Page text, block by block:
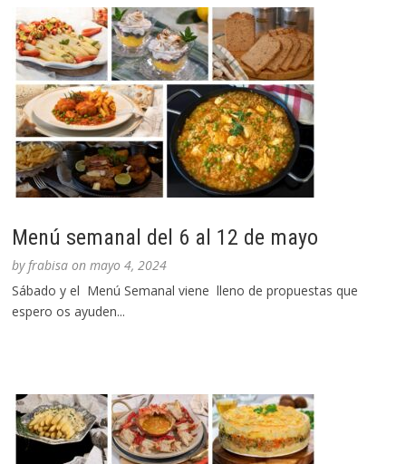
Menú semanal del 6 al 12 de mayo
byfrabisa onmayo 4, 2024
Sábado y el Menú Semanal viene lleno de propuestas que
espero os ayuden...